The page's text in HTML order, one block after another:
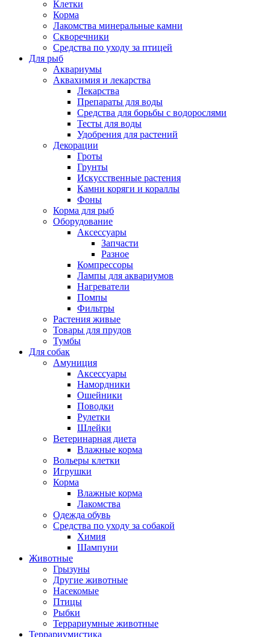
Клетки
Корма
Лакомства минеральные камни
Скворечники
Средства по уходу за птицей
Для рыб
Аквариумы
Аквахимия и лекарства
Лекарства
Препараты для воды
Средства для борьбы с водорослями
Тесты для воды
Удобрения для растений
Декорации
Гроты
Грунты
Искусственные растения
Камни коряги и кораллы
Фоны
Корма для рыб
Оборудование
Аксессуары
Запчасти
Разное
Компрессоры
Лампы для аквариумов
Нагреватели
Помпы
Фильтры
Растения живые
Товары для прудов
Тумбы
Для собак
Амуниция
Аксессуары
Намордники
Ошейники
Поводки
Рулетки
Шлейки
Ветеринарная диета
Влажные корма
Вольеры клетки
Игрушки
Корма
Влажные корма
Лакомства
Одежда обувь
Средства по уходу за собакой
Химия
Шампуни
Животные
Грызуны
Другие животные
Насекомые
Птицы
Рыбки
Террариумные животные
Террариумистика